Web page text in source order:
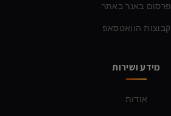
פרסום באנר באתר
קבוצות הוואטסאפ
מידע ושירות
אודות